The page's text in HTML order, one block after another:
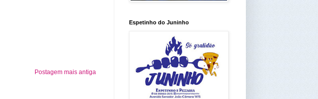
Postagem mais antiga
Espetinho do Juninho